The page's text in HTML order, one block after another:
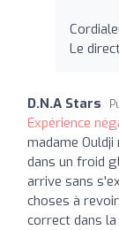
Le
D.N.A Stars
Expérience
madame
dans un froid
arrive sans
choses à
correct dans la